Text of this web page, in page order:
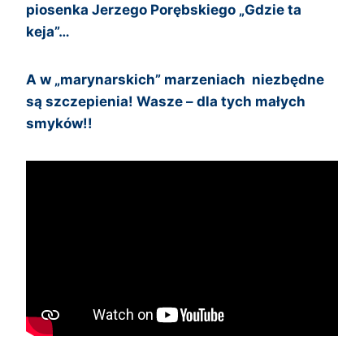
piosenka Jerzego Porębskiego „Gdzie ta
keja”…
A w „marynarskich” marzeniach niezbędne
są szczepienia! Wasze – dla tych małych
smyków!!